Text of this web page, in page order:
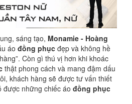
sáng tạo, Monamie - Hoàng
áo đồng phục đẹp và không hề
Còn gì thú vị hơn khi khoác
thật phong cách và mang đậm dấu
khách hàng sẽ được tư vấn thiết
được những chiếc áo đồng phục